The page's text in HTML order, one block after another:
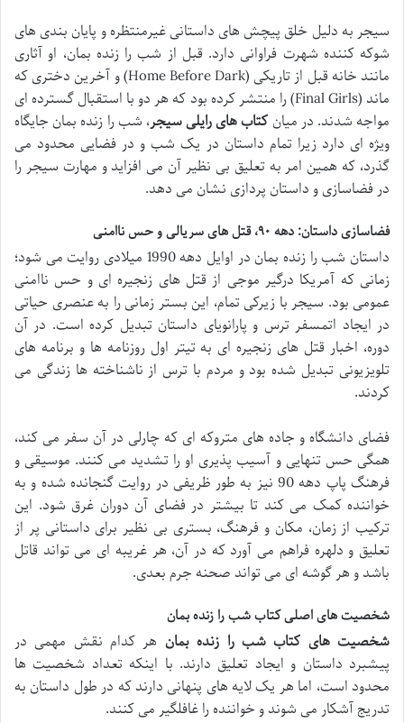
سیجر به دلیل خلق پیچش های داستانی غیرمنتظره و پایان بندی های
شوکه کننده شهرت فراوانی دارد. قبل از شب را زنده بمان، او آثاری
مانند خانه قبل از تاریکی (Home Before Dark) و آخرین دختری که
ماند (Final Girls) را منتشر کرده بود که هر دو با استقبال گسترده ای
مواجه شدند. در میانکتاب های رایلی سیجر، شب را زنده بمان جایگاه
ویژه ای دارد زیرا تمام داستان در یک شب و در فضایی محدود می
گذرد، که همین امر به تعلیق بی نظیر آن می افزاید و مهارت سیجر را
در فضاسازی و داستان پردازی نشان می دهد.
فضاسازی داستان: دهه ۹۰، قتل های سریالی و حس ناامنی
داستان شب را زنده بمان در اوایل دهه 1990 میلادی روایت می شود؛
زمانی که آمریکا درگیر موجی از قتل های زنجیره ای و حس ناامنی
عمومی بود. سیجر با زیرکی تمام، این بستر زمانی را به عنصری حیاتی
در ایجاد اتمسفر ترس و پارانویای داستان تبدیل کرده است. در آن
دوره، اخبار قتل های زنجیره ای به تیتر اول روزنامه ها و برنامه های
تلویزیونی تبدیل شده بود و مردم با ترس از ناشناخته ها زندگی می
کردند.
فضای دانشگاه و جاده های متروکه ای که چارلی در آن سفر می کند،
همگی حس تنهایی و آسیب پذیری او را تشدید می کنند. موسیقی و
فرهنگ پاپ دهه 90 نیز به طور ظریفی در روایت گنجانده شده و به
خواننده کمک می کند تا بیشتر در فضای آن دوران غرق شود. این
ترکیب از زمان، مکان و فرهنگ، بستری بی نظیر برای داستانی پر از
تعلیق و دلهره فراهم می آورد که در آن، هر غریبه ای می تواند قاتل
باشد و هر گوشه ای می تواند صحنه جرم بعدی.
شخصیت های اصلی کتاب شب را زنده بمان
شخصیت های کتاب شب را زنده بمان هر کدام نقش مهمی در
پیشبرد داستان و ایجاد تعلیق دارند. با اینکه تعداد شخصیت ها
محدود است، اما هر یک لایه های پنهانی دارند که در طول داستان به
تدریج آشکار می شوند و خواننده را غافلگیر می کنند.